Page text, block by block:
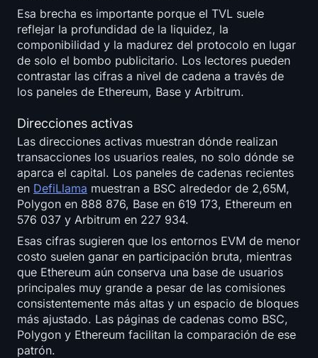
Esa brecha es importante porque el TVL suele
reflejar la profundidad de la liquidez, la
componibilidad y la madurez del protocolo en lugar
de solo el bombo publicitario. Los lectores pueden
contrastar las cifras a nivel de cadena a través de
los paneles de Ethereum, Base y Arbitrum.
Direcciones activas
Las direcciones activas muestran dónde realizan
transacciones los usuarios reales, no solo dónde se
aparca el capital. Los paneles de cadenas recientes
en DefiLlama muestran a BSC alrededor de 2,65M,
Polygon en 888 876, Base en 619 173, Ethereum en
576 037 y Arbitrum en 227 934.
Esas cifras sugieren que los entornos EVM de menor
costo suelen ganar en participación bruta, mientras
que Ethereum aún conserva una base de usuarios
principales muy grande a pesar de las comisiones
consistentemente más altas y un espacio de bloques
más ajustado. Las páginas de cadenas como BSC,
Polygon y Ethereum facilitan la comparación de ese
patrón.